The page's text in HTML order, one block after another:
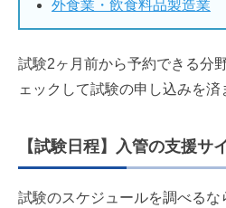
外食業・飲食料品製造業
試験2ヶ月前から予約できる分
ェックして試験の申し込みを済
【試験日程】入管の支援サ
試験のスケジュールを調べる